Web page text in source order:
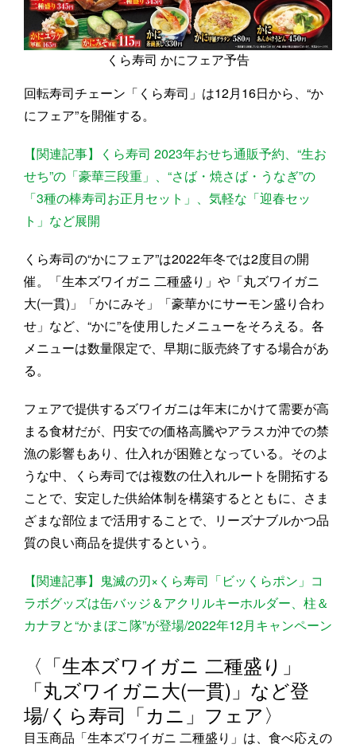
くら寿司 かにフェア予告
回転寿司チェーン「くら寿司」は12月16日から、“か
にフェア”を開催する。
【関連記事】くら寿司 2023年おせち通販予約、“生お
せち”の「豪華三段重」、“さば・焼さば・うなぎ”の
「3種の棒寿司お正月セット」、気軽な「迎春セッ
ト」など展開
くら寿司の“かにフェア”は2022年冬では2度目の開
催。「生本ズワイガニ 二種盛り」や「丸ズワイガニ
大(一貫)」「かにみそ」「豪華かにサーモン盛り合わ
せ」など、“かに”を使用したメニューをそろえる。各
メニューは数量限定で、早期に販売終了する場合があ
る。
フェアで提供するズワイガニは年末にかけて需要が高
まる食材だが、円安での価格高騰やアラスカ沖での禁
漁の影響もあり、仕入れが困難となっている。そのよ
うな中、くら寿司では複数の仕入れルートを開拓する
ことで、安定した供給体制を構築するとともに、さま
ざまな部位まで活用することで、リーズナブルかつ品
質の良い商品を提供するという。
【関連記事】鬼滅の刃×くら寿司「ビッくらポン」コ
ラボグッズは缶バッジ＆アクリルキーホルダー、柱＆
カナヲと“かまぼこ隊”が登場/2022年12月キャンペーン
〈「生本ズワイガニ 二種盛り」
「丸ズワイガニ大(一貫)」など登
場/くら寿司「カニ」フェア〉
目玉商品「生本ズワイガニ 二種盛り」は、食べ応えの